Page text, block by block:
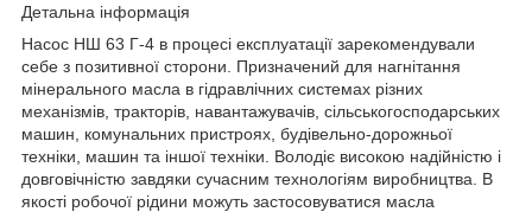
Детальна інформація
Насос НШ 63 Г-4 в процесі експлуатації зарекомендували
себе з позитивної сторони. Призначений для нагнітання
мінерального масла в гідравлічних системах різних
механізмів, тракторів, навантажувачів, сільськогосподарських
машин, комунальних пристроях, будівельно-дорожньої
техніки, машин та іншої техніки. Володіє високою надійністю і
довговічністю завдяки сучасним технологіям виробництва. В
якості робочої рідини можуть застосовуватися масла